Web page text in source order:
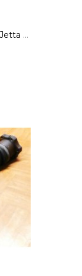
Anlasser Starter VW Bora New Jetta Bosch 0001121006 020911023F